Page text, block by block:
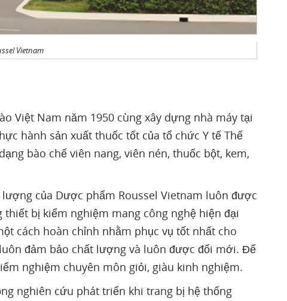
Vietnam
Việt Nam năm 1950 cùng xây dựng nhà máy tại
hành sản xuất thuốc tốt của tổ chức Y tế Thế
bào chế viên nang, viên nén, thuốc bột, kem,
của Dược phẩm Roussel Vietnam luôn được
bị kiểm nghiệm mang công nghệ hiện đại
cách hoàn chỉnh nhằm phục vụ tốt nhất cho
đảm bảo chất lượng và luôn được đổi mới. Để
nghiệm chuyên môn giỏi, giàu kinh nghiệm.
nghiên cứu phát triển khi trang bị hệ thống